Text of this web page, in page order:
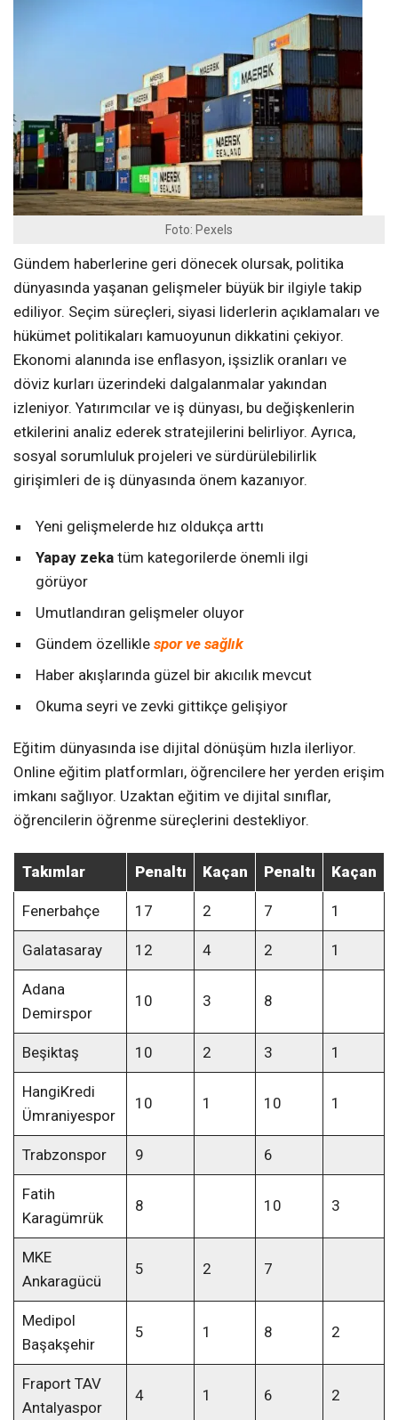
Foto: Pexels
Gündem haberlerine geri dönecek olursak, politika
dünyasında yaşanan gelişmeler büyük bir ilgiyle takip
ediliyor. Seçim süreçleri, siyasi liderlerin açıklamaları ve
hükümet politikaları kamuoyunun dikkatini çekiyor.
Ekonomi alanında ise enflasyon, işsizlik oranları ve
döviz kurları üzerindeki dalgalanmalar yakından
izleniyor. Yatırımcılar ve iş dünyası, bu değişkenlerin
etkilerini analiz ederek stratejilerini belirliyor. Ayrıca,
sosyal sorumluluk projeleri ve sürdürülebilirlik
girişimleri de iş dünyasında önem kazanıyor.
Yeni gelişmelerde hız oldukça arttı
Yapay zeka tüm kategorilerde önemli ilgi
görüyor
Umutlandıran gelişmeler oluyor
Gündem özellikle spor ve sağlık
Haber akışlarında güzel bir akıcılık mevcut
Okuma seyri ve zevki gittikçe gelişiyor
Eğitim dünyasında ise dijital dönüşüm hızla ilerliyor.
Online eğitim platformları, öğrencilere her yerden erişim
imkanı sağlıyor. Uzaktan eğitim ve dijital sınıflar,
öğrencilerin öğrenme süreçlerini destekliyor.
Takımlar Penaltı Kaçan Penaltı Kaçan
Fenerbahçe 17 2 7 1
Galatasaray 12 4 2 1
Adana
Demirspor
10 3 8
Beşiktaş 10 2 3 1
HangiKredi
Ümraniyespor
10 1 10 1
Trabzonspor 9 6
Fatih
Karagümrük
8 10 3
MKE
Ankaragücü
5 2 7
Medipol
Başakşehir
5 1 8 2
Fraport TAV
Antalyaspor
4 1 6 2